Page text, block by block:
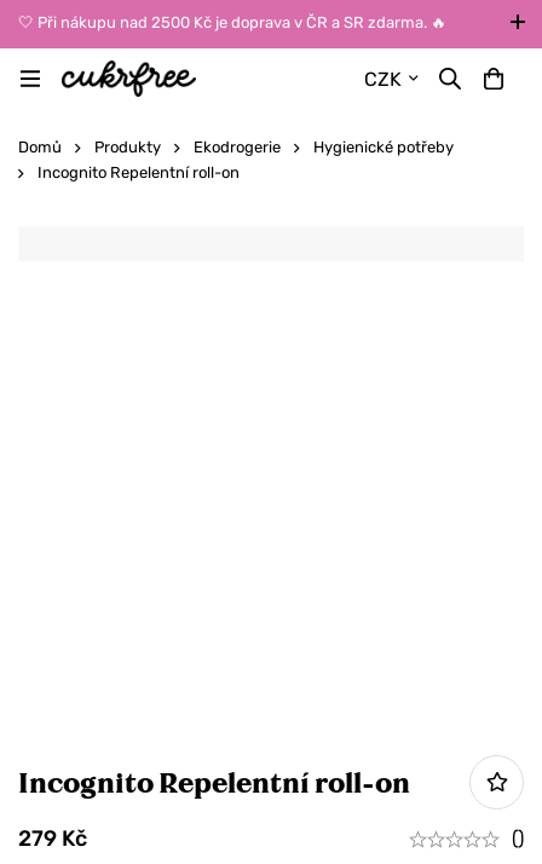
🤍 Při nákupu nad 2500 Kč je doprava v ČR a SR zdarma. 🔥
UPOZORNĚNÍ: Během léta vybírejte dopravu kurýrem nebo do Z-
BOXů umístěných uvnitř budov. Reklamace zboží způsobené
CZK
Domů Produkty Ekodrogerie
Hygienické potřeby
Incognito Repelentní roll-on
Incognito Repelentní roll-on
279 Kč
()